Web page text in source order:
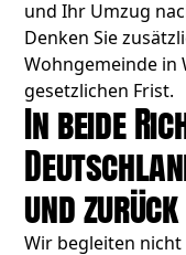
und Ihr Umzug
Denken Sie
Wohngemeinde
gesetzlichen Frist.
In beide
und zurück
Wir begleiten